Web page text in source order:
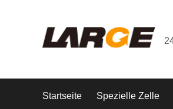
Startseite Spezielle Zelle